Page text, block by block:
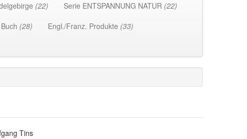
(22) Serie ENTSPANNUNG NATUR (22)
(28) Engl./Franz. Produkte (33)
Tins